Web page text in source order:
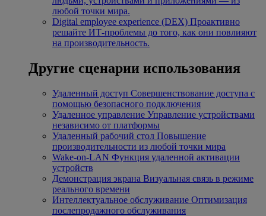
любой точки мира.
Digital employee experience (DEX) Проактивно
решайте ИТ-проблемы до того, как они повлияют
на производительность.
Другие сценарии использования
Удаленный доступ Совершенствование доступа с
помощью безопасного подключения
Удаленное управление Управление устройствами
независимо от платформы
Удаленный рабочий стол Повышение
производительности из любой точки мира
Wake-on-LAN Функция удаленной активации
устройств
Демонстрация экрана Визуальная связь в режиме
реального времени
Интеллектуальное обслуживание Оптимизация
послепродажного обслуживания